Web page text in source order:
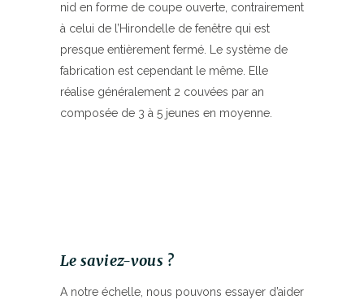
nid en forme de coupe ouverte, contrairement
à celui de l’Hirondelle de fenêtre qui est
presque entièrement fermé. Le système de
fabrication est cependant le même. Elle
réalise généralement 2 couvées par an
composée de 3 à 5 jeunes en moyenne.
Le saviez-vous ?
A notre échelle, nous pouvons essayer d’aider